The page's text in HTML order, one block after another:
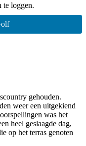
te loggen.
gehouden.
weer een uitgekiend
was het
heel geslaagde dag,
op het terras genoten